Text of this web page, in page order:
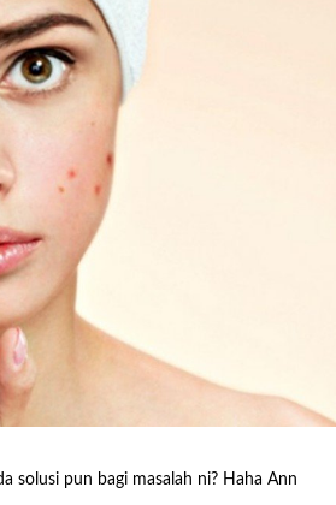
solusi pun bagi masalah ni? Haha Ann